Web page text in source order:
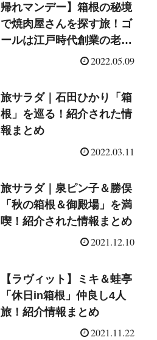
帰れマンデー】箱根の秘境
で焼肉屋さんを探す旅！ゴ
ールは江戸時代創業の老舗
温泉（2022/5/9） 2022.05.09
旅サラダ｜石田ひかり「箱
根」を巡る！紹介された情
報まとめ
2022.03.11
旅サラダ｜泉ピン子＆勝俣
「秋の箱根＆御殿場」を満
喫！紹介された情報まとめ
2021.12.10
【ラヴィット】ミキ＆蛙亭
「休日in箱根」仲良し4人
旅！紹介情報まとめ
2021.11.22